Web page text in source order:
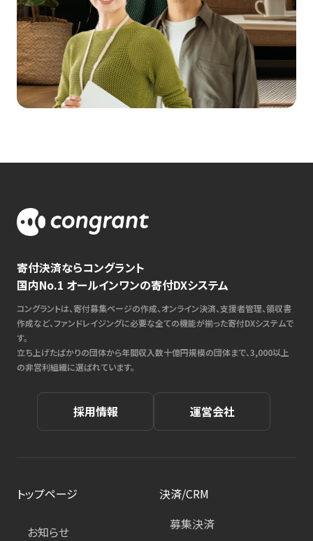
寄付決済ならコングラント
国内No.1 オールインワンの寄付DXシステム
コングラントは、寄付募集ページの作成、オンライン決済、支援者管理、領収書
作成など、ファンドレイジングに必要な全ての機能が揃った寄付DXシステムで
す。
立ち上げたばかりの団体から年間収入数十億円規模の団体まで、3,000以上
の非営利組織に選ばれています。
採用情報 運営会社
トップページ
お知らせ
決済/CRM
募集決済